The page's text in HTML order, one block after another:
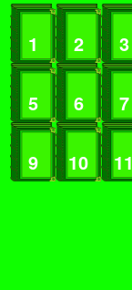
1 2 3
5 6 7
9 10 11